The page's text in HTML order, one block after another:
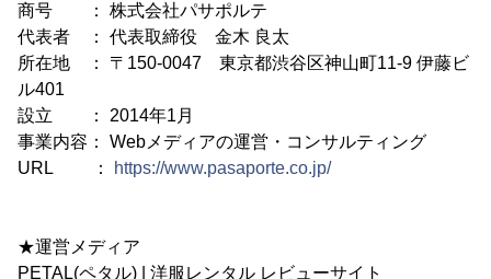
商号 ： 株式会社パサポルテ
代表者 ： 代表取締役 金木 良太
所在地 ： 〒150-0047 東京都渋谷区神山町11-9 伊藤ビ
ル401
設立 ： 2014年1月
事業内容： Webメディアの運営・コンサルティング
URL ：
https://www.pasaporte.co.jp/
★運営メディア
PETAL(ペタル) | 洋服レンタル レビューサイト